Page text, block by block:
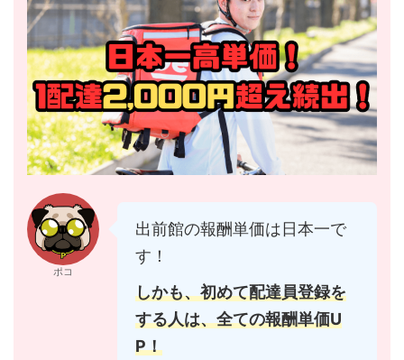
ポコ
出前館の報酬単価は日本一で
す！
しかも、初めて配達員登録を
する人は、全ての報酬単価U
P！